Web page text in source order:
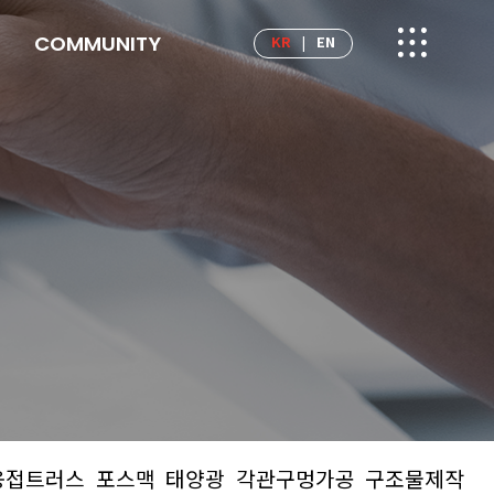
COMMUNITY KR | EN
트러스 포스맥 태양광 각관구멍가공 구조물제작